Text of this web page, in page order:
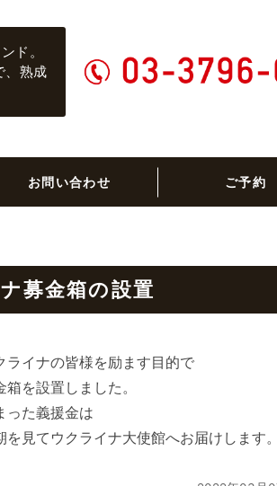
らーめん専門店｜東京
ド。
、熟成
お問い合わせ ご予約
募金箱の設置
ライナの皆様を励ます目的で
箱を設置しました。
った義援金は
を見てウクライナ大使館へお届けします。